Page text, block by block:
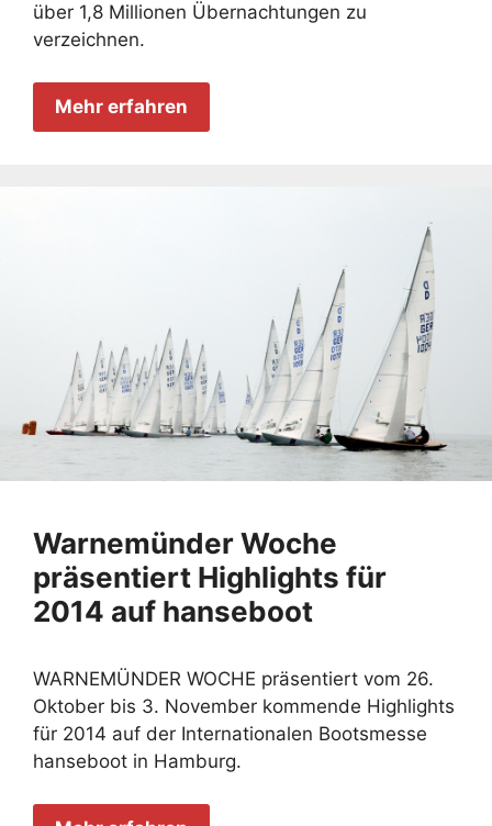
über 1,8 Millionen Übernachtungen zu
verzeichnen.
Mehr erfahren
Warnemünder Woche
präsentiert Highlights für
2014 auf hanseboot
WARNEMÜNDER WOCHE präsentiert vom 26.
Oktober bis 3. November kommende Highlights
für 2014 auf der Internationalen Bootsmesse
hanseboot in Hamburg.